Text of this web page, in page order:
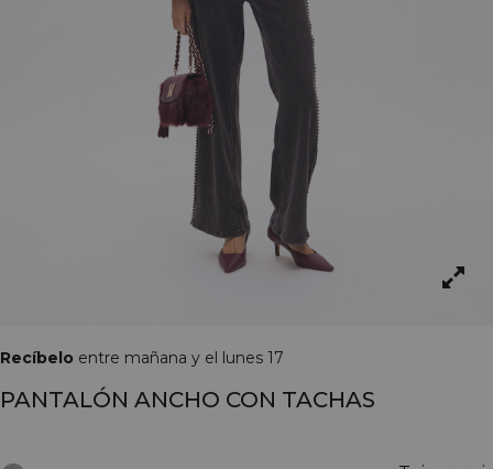
Recíbelo entre mañana y el lunes 17
PANTALÓN ANCHO CON TACHAS